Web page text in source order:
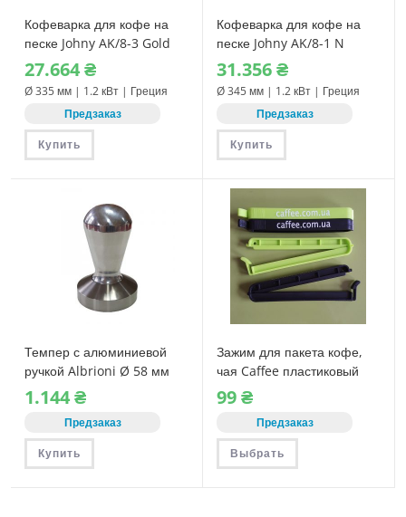
Кофеварка для кофе на
песке Johny AK/8-3 Gold
27.664₴
Ø 335 мм | 1.2 кВт | Греция
Предзаказ
Купить
Кофеварка для кофе на
песке Johny AK/8-1 N
31.356₴
Ø 345 мм | 1.2 кВт | Греция
Предзаказ
Купить
Темпер с алюминиевой
ручкой Albrioni Ø 58 мм
1.144₴
Предзаказ
Купить
Зажим для пакета кофе,
чая Caffee пластиковый
99₴
Предзаказ
Выбрать
Этот
имеет